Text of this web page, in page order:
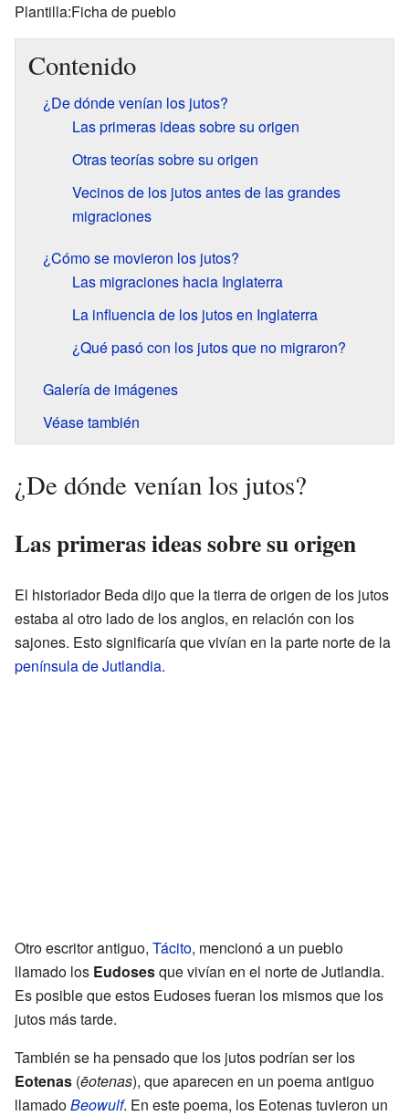
Plantilla:Ficha de pueblo
Contenido
¿De dónde venían los jutos?
Las primeras ideas sobre su origen
Otras teorías sobre su origen
Vecinos de los jutos antes de las grandes
migraciones
¿Cómo se movieron los jutos?
Las migraciones hacia Inglaterra
La influencia de los jutos en Inglaterra
¿Qué pasó con los jutos que no migraron?
Galería de imágenes
Véase también
¿De dónde venían los jutos?
Las primeras ideas sobre su origen
El historiador Beda dijo que la tierra de origen de los jutos
estaba al otro lado de los anglos, en relación con los
sajones. Esto significaría que vivían en la parte norte de la
península de Jutlandia.
Otro escritor antiguo, Tácito, mencionó a un pueblo
llamado los Eudosesque vivían en el norte de Jutlandia.
Es posible que estos Eudoses fueran los mismos que los
jutos más tarde.
También se ha pensado que los jutos podrían ser los
Eotenas (ēotenas), que aparecen en un poema antiguo
llamadoBeowulf. En este poema, los Eotenas tuvieron un